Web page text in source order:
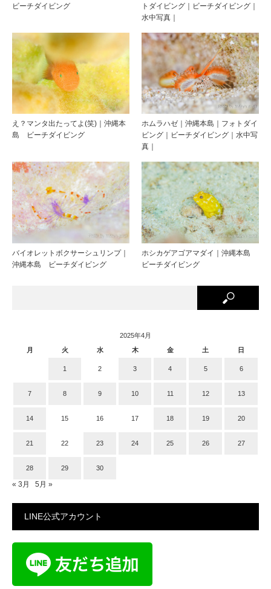
ビーチダイビング
トダイビング｜ビーチダイビング｜
水中写真｜
え？マンタ出たってよ(笑)｜沖縄本
島 ビーチダイビング
ホムラハゼ｜沖縄本島｜フォトダイ
ビング｜ビーチダイビング｜水中写
真｜
バイオレットボクサーシュリンプ｜
沖縄本島 ビーチダイビング
ホシカゲアゴアマダイ｜沖縄本島
ビーチダイビング
2025年4月
月
火 水 木 金 土 日
1 2 3 4 5 6
7 8 9 10 11 12 13
14 15 16 17 18 19 20
21 22 23 24 25 26 27
28 29 30
« 3月 5月 »
LINE公式アカウント